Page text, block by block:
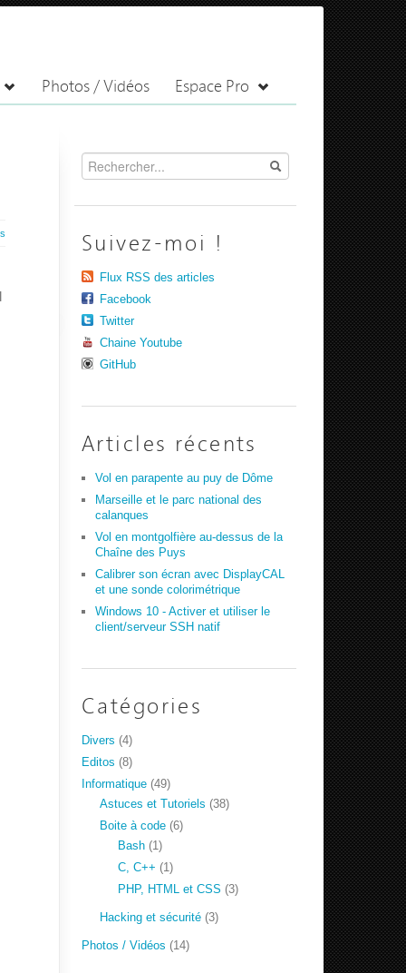
Photos / Vidéos Espace Pro
Suivez-moi !
Flux RSS des articles
Facebook
Twitter
Chaine Youtube
GitHub
Articles récents
Vol en parapente au puy de Dôme
Marseille et le parc national des
calanques
Vol en montgolfière au-dessus de la
Chaîne des Puys
Calibrer son écran avec DisplayCAL
et une sonde colorimétrique
Windows 10 - Activer et utiliser le
client/serveur SSH natif
Catégories
Divers (4)
Editos (8)
Informatique (49)
Astuces et Tutoriels (38)
Boite à code (6)
Bash (1)
C, C++ (1)
PHP, HTML et CSS (3)
Hacking et sécurité (3)
Photos / Vidéos (14)